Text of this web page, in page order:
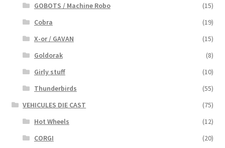
GOBOTS / Machine Robo
(15)
Cobra
(19)
X-or / GAVAN
(15)
Goldorak
(8)
Girly stuff
(10)
Thunderbirds
(55)
VEHICULES DIE CAST
(75)
Hot Wheels
(12)
CORGI
(20)